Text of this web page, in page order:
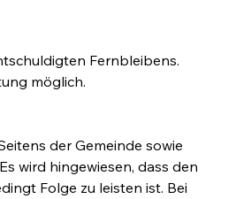
Fernbleibens.
möglich.
der Gemeinde sowie
wird hingewiesen, dass den
Folge zu leisten ist. Bei